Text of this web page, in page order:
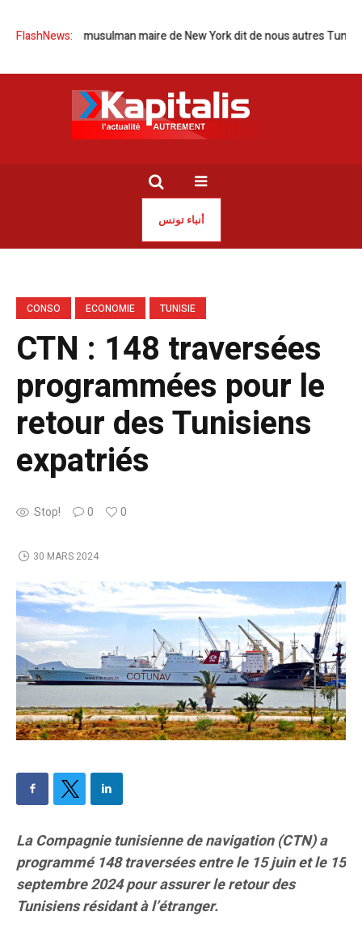
FlashNews:
d’un musulman maire de New York dit de nous autres Tunisiens
أنباء تونس
CONSO ECONOMIE TUNISIE
CTN : 148 traversées
programmées pour le
retour des Tunisiens
expatriés
Stop! 0 0
30 MARS 2024
La Compagnie tunisienne de navigation (CTN) a
programmé 148 traversées entre le 15 juin et le 15
septembre 2024 pour assurer le retour des
Tunisiens résidant à l’étranger.